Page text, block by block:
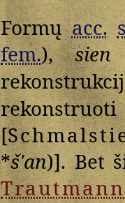
Formųacc.
fem.),sien
[
*šʹan)]. Bet
Trautmann